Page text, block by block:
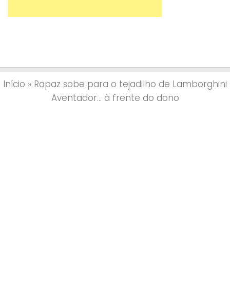
Início » Rapaz sobe para o tejadilho de Lamborghini
Aventador… à frente do dono